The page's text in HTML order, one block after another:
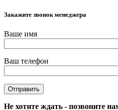
Закажите звонок менеджера
Ваше имя
Ваш телефон
Не хотите ждать - позвоните